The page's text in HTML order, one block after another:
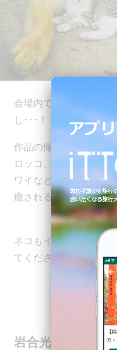
会場内では、ネコとイ
し･･･！
作品の撮影地は日本国
ロッコ、マダガスカル
ワイなど、世界中のあ
癒されるだけでなく、
ネコもイヌも旅も好き
てくださいね。
岩合光昭写真展「